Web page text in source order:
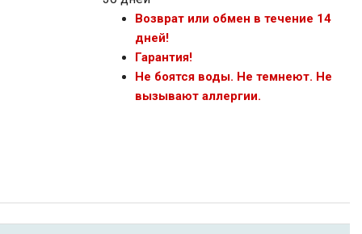
Возврат или обмен в течение 14
дней!
Гарантия!
Не боятся воды. Не темнеют. Не
вызывают аллергии.